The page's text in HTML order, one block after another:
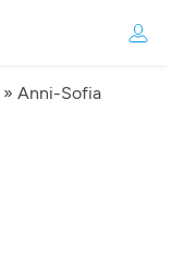
» Anni-Sofia